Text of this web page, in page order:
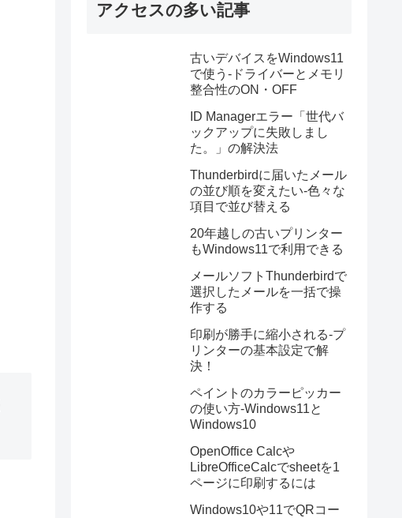
アクセスの多い記事
古いデバイスをWindows11
で使う-ドライバーとメモリ
整合性のON・OFF
ID Managerエラー「世代バ
ックアップに失敗しまし
た。」の解決法
Thunderbirdに届いたメール
の並び順を変えたい-色々な
項目で並び替える
20年越しの古いプリンター
もWindows11で利用できる
メールソフトThunderbirdで
選択したメールを一括で操
作する
印刷が勝手に縮小される-プ
リンターの基本設定で解
決！
ペイントのカラーピッカー
の使い方-Windows11と
Windows10
OpenOffice Calcや
LibreOfficeCalcでsheetを1
ページに印刷するには
Windows10や11でQRコー